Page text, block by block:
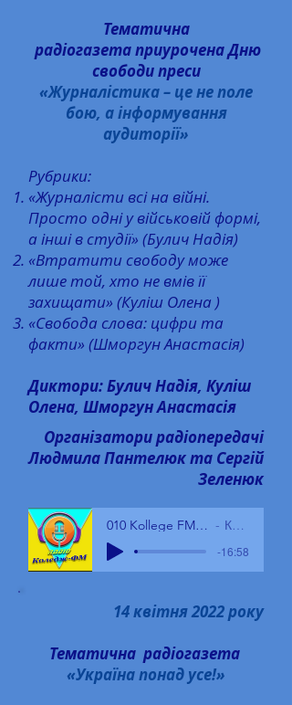
Тематична
радіогазетаприурочена Дню
свободи преси
«Журналістика – це не поле
бою, а інформування
аудиторії»
Рубрики:
«Журналісти всі на війні.
Просто одні у військовій формі,
а інші в студії» (Булич Надія)
«Втратити свободу може
лише той, хто не вмів її
захищати» (Куліш Олена )
«Свобода слова: цифри та
факти» (Шморгун Анастасія)
Диктори: Булич Надія, Куліш
Олена, Шморгун Анастасія
Організатори радіопередачі
Людмила Пантелюк та Сергій
Зеленюк
010 Kollege FM 15.05.22 - КЗВО БГПК КЗВО БГПК
-16:58
14 квітня 2022 року
Тематична радіогазета
«Україна понад усе!»